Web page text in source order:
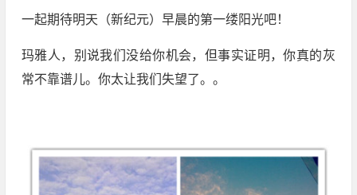
一起期待明天（新纪元）早晨的第一缕阳光吧！
玛雅人，别说我们没给你机会，但事实证明，你真的灰
常不靠谱儿。你太让我们失望了。。